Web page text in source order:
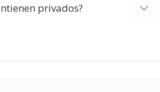
privados?